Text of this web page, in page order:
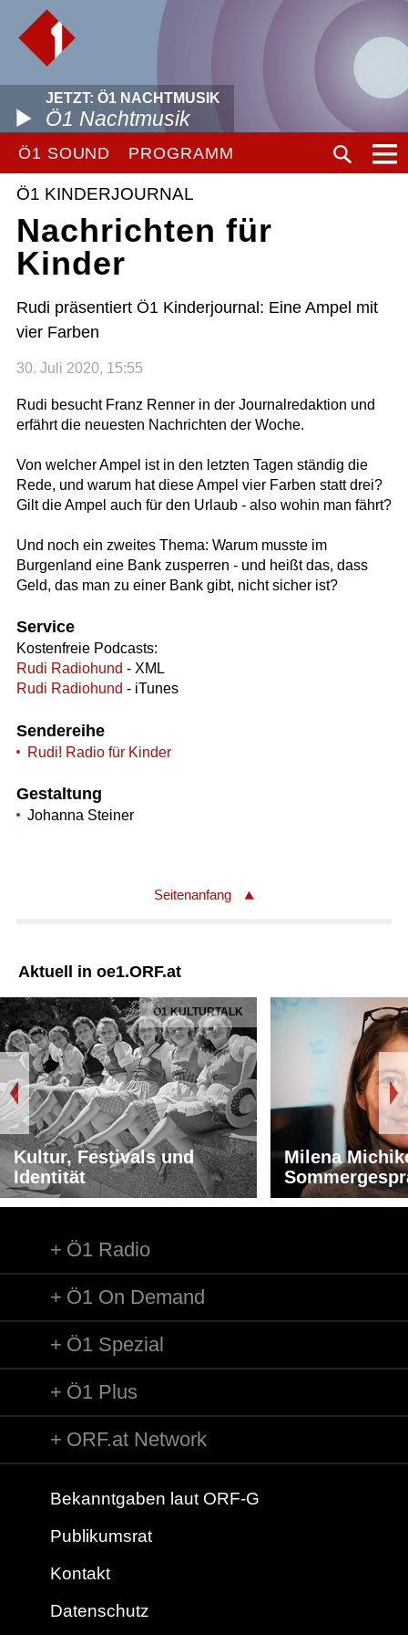
JETZT: Ö1 NACHTMUSIK
Ö1 Nachtmusik
Ö1 SOUND PROGRAMM
Ö1 KINDERJOURNAL
Nachrichten für
Kinder
Rudi präsentiert Ö1 Kinderjournal: Eine Ampel mit
vier Farben
30. Juli 2020, 15:55
Rudi besucht Franz Renner in der Journalredaktion und
erfährt die neuesten Nachrichten der Woche.
Von welcher Ampel ist in den letzten Tagen ständig die
Rede, und warum hat diese Ampel vier Farben statt drei?
Gilt die Ampel auch für den Urlaub - also wohin man fährt?
Und noch ein zweites Thema: Warum musste im
Burgenland eine Bank zusperren - und heißt das, dass
Geld, das man zu einer Bank gibt, nicht sicher ist?
Service
Kostenfreie Podcasts:
Rudi Radiohund - XML
Rudi Radiohund - iTunes
Sendereihe
Rudi! Radio für Kinder
Gestaltung
Johanna Steiner
Seitenanfang
Aktuell in oe1.ORF.at
Ö1 KULTURTALK
Kultur, Festivals und
Identität
Milena
Ö1 Radio
Ö1 On Demand
Ö1 Spezial
Ö1 Plus
ORF.at Network
Bekanntgaben laut ORF-G
Publikumsrat
Kontakt
Datenschutz